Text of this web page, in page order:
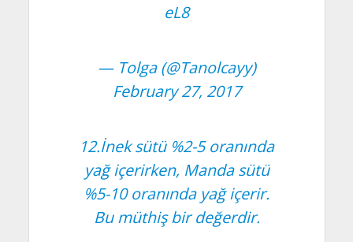
eL8
— Tolga (@Tanolcayy)
February 27, 2017
12.İnek sütü %2-5 oranında
yağ içerirken, Manda sütü
%5-10 oranında yağ içerir.
Bu müthiş bir değerdir.